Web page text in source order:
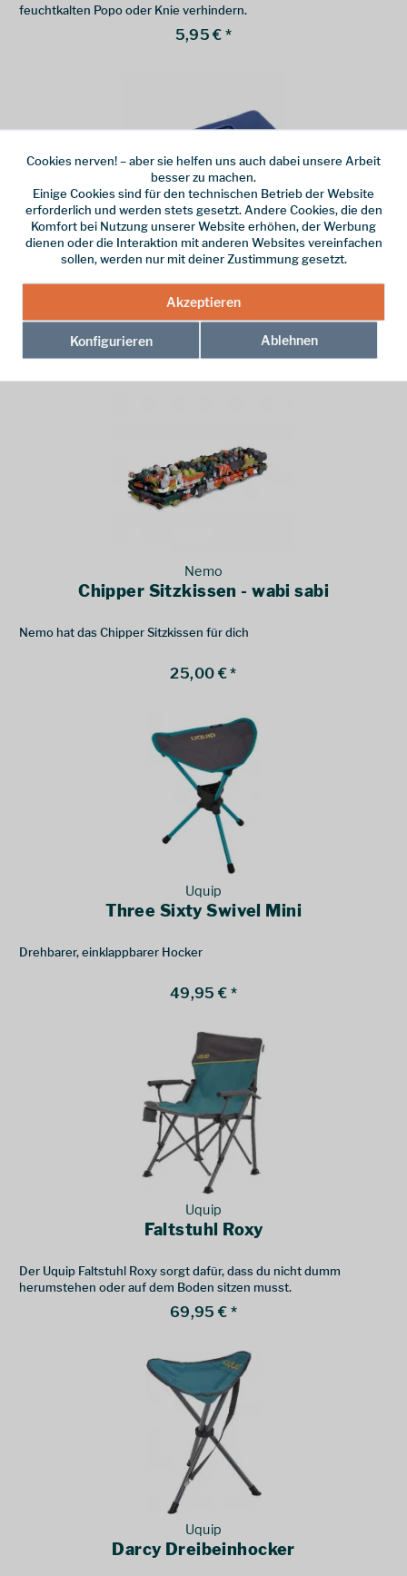
feuchtkalten Popo oder Knie verhindern.
5,95 € *
Basic Nature
Falt-Sitzkissen - blau
36 Gramm, die dir den A..llerwertesten retten. Oder zumindest
Falt-Sitzkissen wird platzsparend zum Transport
zusammengefaltet.
5,95 € *
Nemo
Chipper Sitzkissen - wabi sabi
Nemo hat das Chipper Sitzkissen für dich
25,00 € *
Uquip
Three Sixty Swivel Mini
Drehbarer, einklappbarer Hocker
49,95 € *
Uquip
Faltstuhl Roxy
Der Uquip Faltstuhl Roxy sorgt dafür, dass du nicht dumm
herumstehen oder auf dem Boden sitzen musst.
69,95 € *
Uquip
Darcy Dreibeinhocker
Cookies nerven! – aber sie helfen uns auch dabei unsere Arbeit
besser zu machen.
Einige Cookies sind für den technischen Betrieb der Website
erforderlich und werden stets gesetzt. Andere Cookies, die den
Komfort bei Nutzung unserer Website erhöhen, der Werbung
dienen oder die Interaktion mit anderen Websites vereinfachen
sollen, werden nur mit deiner Zustimmung gesetzt.
Akzeptieren
Konfigurieren Ablehnen